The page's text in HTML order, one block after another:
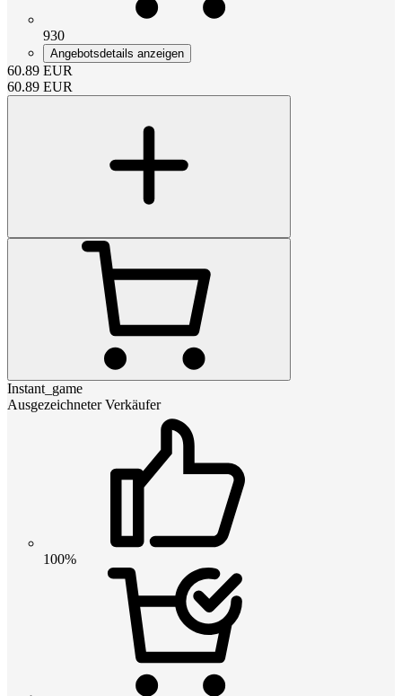
930
Angebotsdetails anzeigen
60.89 EUR
60.89 EUR
Instant_game
Ausgezeichneter Verkäufer
100%